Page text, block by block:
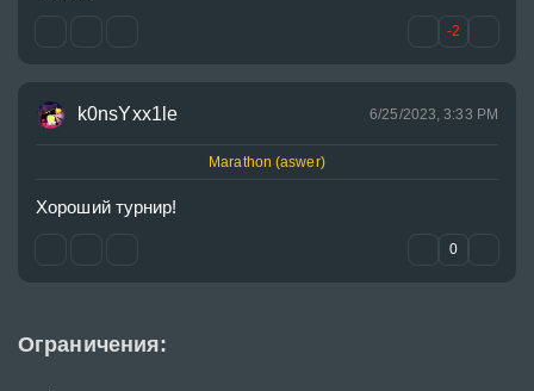
Ограничения:
-2
k0nsYxx1le 6/25/2023, 3:33 PM
Marathon (aswer)
Хороший турнир!
0